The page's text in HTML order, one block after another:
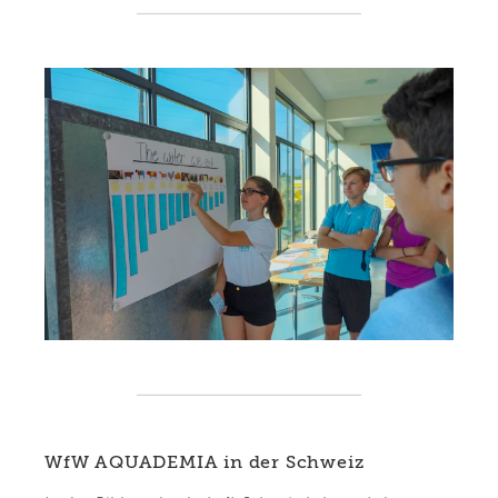
WfW AQUADEMIA in der Schweiz